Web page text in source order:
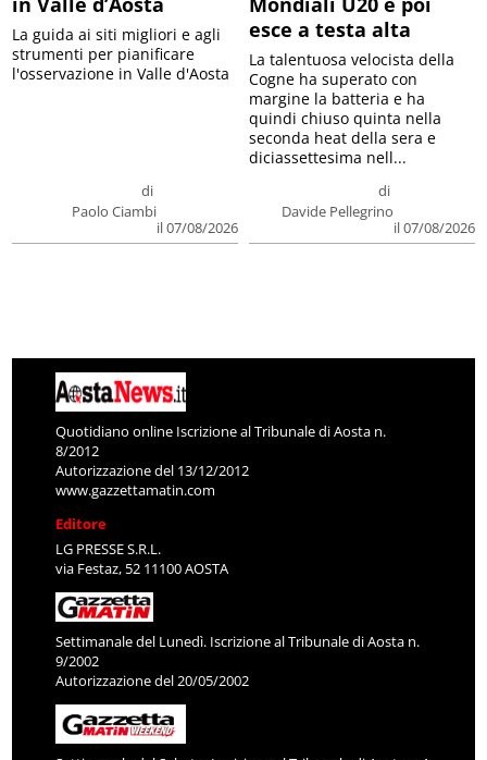
di
Paolo Ciambi
il 07/08/2026
La guida ai siti migliori e agli
strumenti per pianificare
l'osservazione in Valle d'Aosta
esce a testa alta
di
Davide Pellegrino
il 07/08/2026
La talentuosa velocista della
Cogne ha superato con
margine la batteria e ha
quindi chiuso quinta nella
seconda heat della sera e
diciassettesima nell...
Quotidiano online Iscrizione al Tribunale di Aosta n.
8/2012
Autorizzazione del 13/12/2012
www.gazzettamatin.com
Editore
LG PRESSE S.R.L.
via Festaz, 52 11100 AOSTA
Settimanale del Lunedì. Iscrizione al Tribunale di Aosta n.
9/2002
Autorizzazione del 20/05/2002